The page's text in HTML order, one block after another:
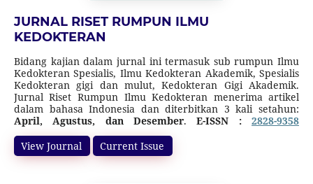
JURNAL RISET RUMPUN ILMU
KEDOKTERAN
Bidang kajian dalam jurnal ini termasuk sub rumpun Ilmu
Kedokteran Spesialis, Ilmu Kedokteran Akademik, Spesialis
Kedokteran gigi dan mulut, Kedokteran Gigi Akademik.
Jurnal Riset Rumpun Ilmu Kedokteran menerima artikel
dalam bahasa Indonesia dan diterbitkan 3 kali setahun:
April, Agustus, dan Desember.E-ISSN :2828-9358
(Online), P-ISSN :2828-934X(Cetak).
Jurnal ini terakreditasi SINTA 5 (Surat Keputusan Direktur
Jenderal Pendidikan Tinggi, Riset, dan Teknologi Nomor
View Journal Current Issue